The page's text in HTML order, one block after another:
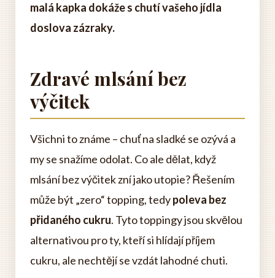
malá kapka dokáže s chutí vašeho jídla
doslova zázraky.
Zdravé mlsání bez
výčitek
Všichni to známe – chuť na sladké se ozývá a
my se snažíme odolat. Co ale dělat, když
mlsání bez výčitek zní jako utopie? Řešením
může být „zero“ topping, tedypoleva bez
přidaného cukru. Tyto toppingy jsou skvělou
alternativou pro ty, kteří si hlídají příjem
cukru, ale nechtějí se vzdát lahodné chuti.